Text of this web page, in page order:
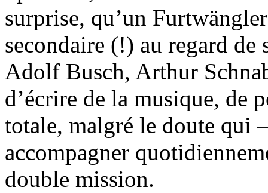
surprise, qu’un
secondaire (!) au regard
Adolf Busch, Arthur
d’écrire de la musique, de
totale, malgré le doute qui
accompagner
double mission.